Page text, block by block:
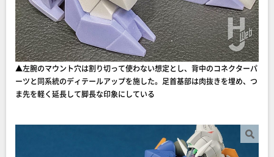
▲左腕のマウント穴は割り切って使わない想定とし、背中のコネクターパ
ーツと同系統のディテールアップを施した。足首基部は肉抜きを埋め、つ
ま先を軽く延長して脚長な印象にしている